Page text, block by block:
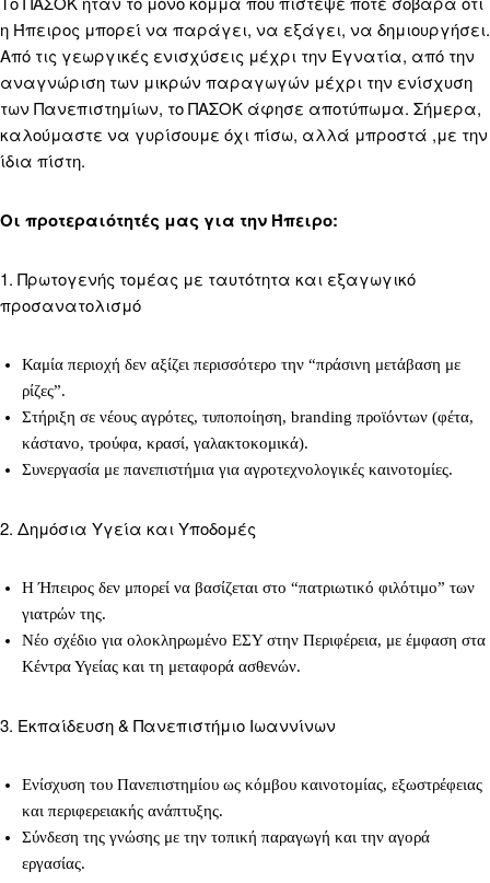
η Ήπειρος μπορεί να παράγει, να εξάγει, να δημιουργήσει.
Από τις γεωργικές ενισχύσεις μέχρι την Εγνατία, από την
αναγνώριση των μικρών παραγωγών μέχρι την ενίσχυση
των Πανεπιστημίων, το ΠΑΣΟΚ άφησε αποτύπωμα. Σήμερα,
καλούμαστε να γυρίσουμε όχι πίσω, αλλά μπροστά ,με την
ίδια πίστη.
Οι προτεραιότητές μας για την Ήπειρο:
1. Πρωτογενής τομέας με ταυτότητα και εξαγωγικό
προσανατολισμό
Καμία περιοχή δεν αξίζει περισσότερο την “πράσινη μετάβαση με
ρίζες”.
Στήριξη σε νέους αγρότες, τυποποίηση, branding προϊόντων (φέτα,
κάστανο, τρούφα, κρασί, γαλακτοκομικά).
Συνεργασία με πανεπιστήμια για αγροτεχνολογικές καινοτομίες.
2. Δημόσια Υγεία και Υποδομές
Η Ήπειρος δεν μπορεί να βασίζεται στο “πατριωτικό φιλότιμο” των
γιατρών της.
Νέο σχέδιο για ολοκληρωμένο ΕΣΥ στην Περιφέρεια, με έμφαση στα
Κέντρα Υγείας και τη μεταφορά ασθενών.
3. Εκπαίδευση & Πανεπιστήμιο Ιωαννίνων
Ενίσχυση του Πανεπιστημίου ως κόμβου καινοτομίας, εξωστρέφειας
και περιφερειακής ανάπτυξης.
Σύνδεση της γνώσης με την τοπική παραγωγή και την αγορά
εργασίας.